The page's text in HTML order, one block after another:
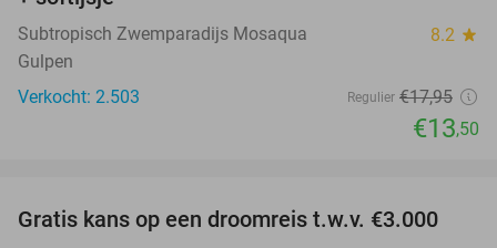
Subtropisch Zwemparadijs Mosaqua 8.2 star
Gulpen
Verkocht: 2.503
Regulier €17,95
€13,50
Gratis kans op een droomreis t.w.v. €3.000